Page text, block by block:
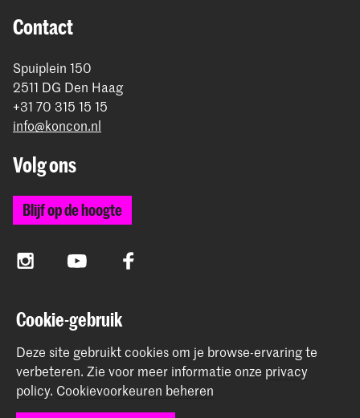
Contact
Spuiplein 150
2511 DG Den Haag
+31 70 315 15 15
info@koncon.nl
Volg ons
Blijf op de hoogte
InstagramYouTube Facebook
Het Koninklijk Conservatorium en de Koninklijke
Academie van Beeldende Kunsten vormen samen
Hogeschool der Kunsten Den Haag.
Cookie-gebruik
Deze site gebruikt cookies om je browse-ervaring te
verbeteren. Zie voor meer informatie onze privacy
policy. Cookievoorkeuren beheren